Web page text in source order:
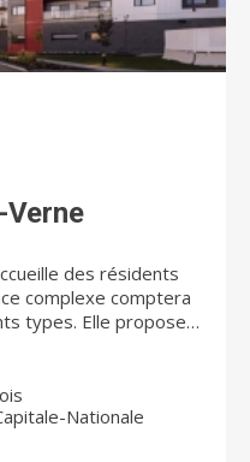
des résidents
complexe comptera
types. Elle propose
un centre d’initiation
une piscine, un
accès à des
À la fois
bénéficie
Nationale